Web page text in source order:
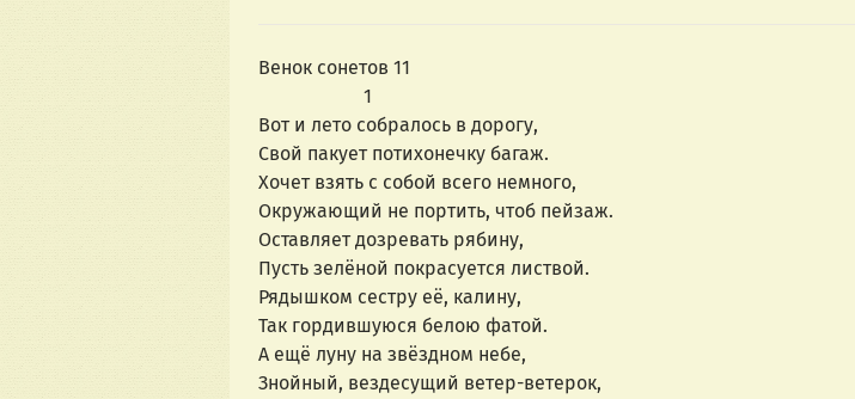
Венок сонетов 11
                      1
Вот и лето собралось в дорогу,
Свой пакует потихонечку багаж.
Хочет взять с собой всего немного,
Окружающий не портить, чтоб пейзаж.
Оставляет дозревать рябину,
Пусть зелёной покрасуется листвой.
Рядышком сестру её, калину,
Так гордившуюся белою фатой.
А ещё луну на звёздном небе,
Знойный, вездесущий ветер-ветерок,